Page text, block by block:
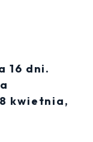
16 dni.
kwietnia,